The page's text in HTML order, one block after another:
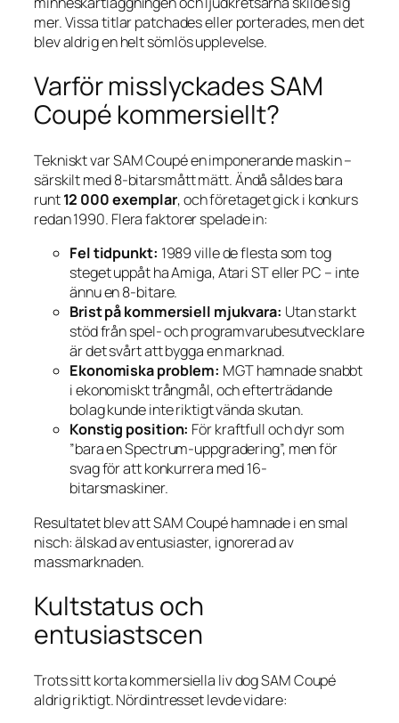
mer. Vissa titlar patchades eller porterades, men det
blev aldrig en helt sömlös upplevelse.
Varför misslyckades SAM
Coupé kommersiellt?
Tekniskt var SAM Coupé en imponerande maskin –
särskilt med 8-bitarsmått mätt. Ändå såldes bara
runt12 000 exemplar, och företaget gick i konkurs
redan 1990. Flera faktorer spelade in:
Fel tidpunkt: 1989 ville de flesta som tog
steget uppåt ha Amiga, Atari ST eller PC – inte
ännu en 8-bitare.
Brist på kommersiell mjukvara: Utan starkt
stöd från spel- och programvarube­sutvecklare
är det svårt att bygga en marknad.
Ekonomiska problem: MGT hamnade snabbt
i ekonomiskt trångmål, och efterträdande
bolag kunde inte riktigt vända skutan.
Konstig position: För kraftfull och dyr som
”bara en Spectrum-uppgradering”, men för
svag för att konkurrera med 16-
bitarsmaskiner.
Resultatet blev att SAM Coupé hamnade i en smal
nisch: älskad av entusiaster, ignorerad av
massmarknaden.
Kultstatus och
entusiastscen
Trots sitt korta kommersiella liv dog SAM Coupé
aldrig riktigt. Nördintresset levde vidare: